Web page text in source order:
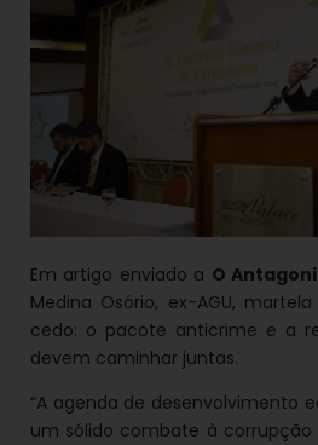
Em artigo enviado a O
Medina Osório, ex-AGU,
cedo: o pacote anticrime e a
devem caminhar juntas.
“A agenda de desenvolvimento
um sólido combate à